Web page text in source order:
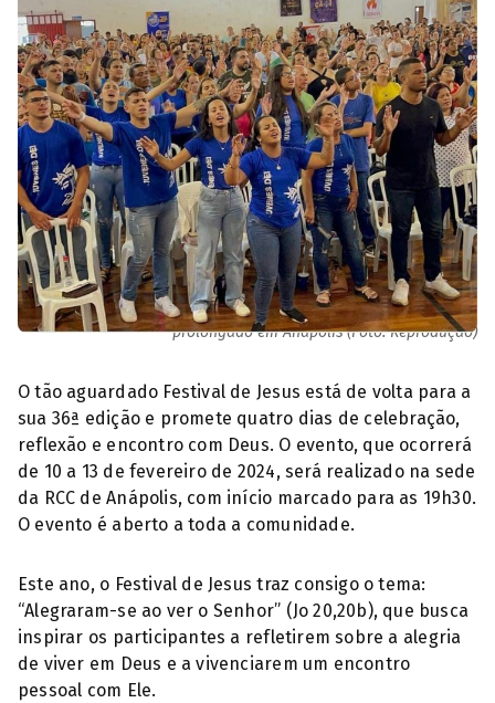
Eventos religiosos mobilizam juventude cristã no feriado
prolongado em Anápolis (Foto: Reprodução)
O tão aguardado Festival de Jesus está de volta para a
sua 36ª edição e promete quatro dias de celebração,
reflexão e encontro com Deus. O evento, que ocorrerá
de 10 a 13 de fevereiro de 2024, será realizado na sede
da RCC de Anápolis, com início marcado para as 19h30.
O evento é aberto a toda a comunidade.
Este ano, o Festival de Jesus traz consigo o tema:
“Alegraram-se ao ver o Senhor” (Jo 20,20b), que busca
inspirar os participantes a refletirem sobre a alegria
de viver em Deus e a vivenciarem um encontro
pessoal com Ele.